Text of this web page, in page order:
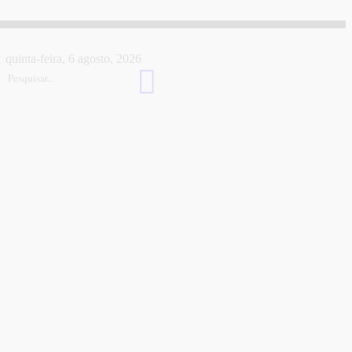
quinta-feira, 6 agosto, 2026